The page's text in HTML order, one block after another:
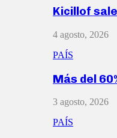
Kicillof
4 agosto, 2026
PAÍS
Más del
3 agosto, 2026
PAÍS